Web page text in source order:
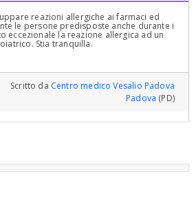
reazioni allergiche ai farmaci ed
le persone predisposte anche durante i
eccezionale la reazione allergica ad un
Stia tranquilla.
Scritto da Centro medico Vesalio Padova
Padova (PD)